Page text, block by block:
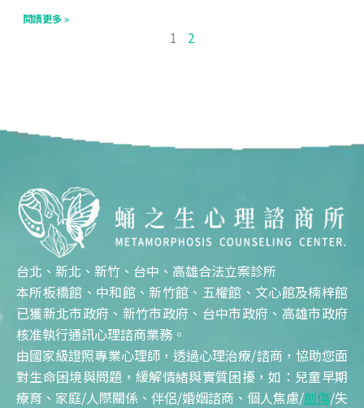
閱讀更多 »
1 2
台北、新北、新竹、台中、高雄合法立案診所
本所板橋館、中和館、新竹館、五權館、文心館及楠梓館
已獲新北市政府、新竹市政府、台中市政府、高雄市政府
核准執行通訊心理諮商業務。
由國家級證照專業心理師，透過心理治療/諮商，協助您面
對生命困境與問題，緩解情緒與實質困擾，如：兒童早期
療育、家庭/人際關係、伴侶/婚姻諮商、個人焦慮/創傷/失